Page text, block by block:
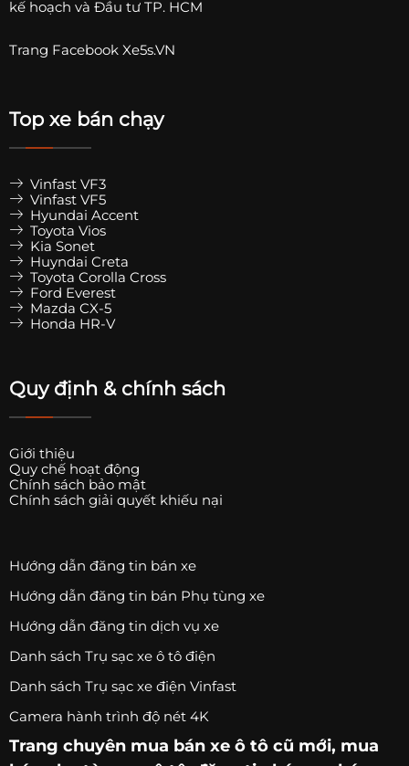
kế hoạch và Đầu tư TP. HCM
Trang Facebook Xe5s.VN
Top xe bán chạy
Vinfast VF3
Vinfast VF5
Hyundai Accent
Toyota Vios
Kia Sonet
Huyndai Creta
Toyota Corolla Cross
Ford Everest
Mazda CX-5
Honda HR-V
Quy định & chính sách
Giới thiệu
Quy chế hoạt động
Chính sách bảo mật
Chính sách giải quyết khiếu nại
Hướng dẫn đăng tin bán xe
Hướng dẫn đăng tin bán Phụ tùng xe
Hướng dẫn đăng tin dịch vụ xe
Danh sách Trụ sạc xe ô tô điện
Danh sách Trụ sạc xe điện Vinfast
Camera hành trình độ nét 4K
Trang chuyên mua bán xe ô tô cũ mới, mua